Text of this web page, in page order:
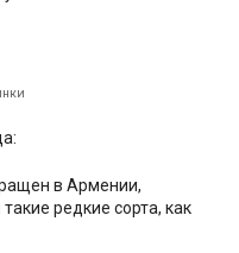
в Армении,
редкие сорта, как